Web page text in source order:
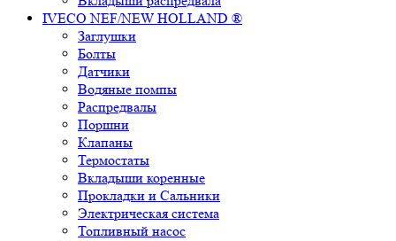
IVECO NEF/NEW HOLLAND ®
Заглушки
Болты
Датчики
Водяные помпы
Распредвалы
Поршни
Клапаны
Термостаты
Вкладыши коренные
Прокладки и Сальники
Электрическая система
Топливный насос